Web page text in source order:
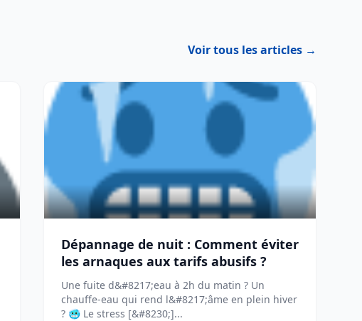
Voir tous les articles →
Dépannage de nuit : Comment éviter
les arnaques aux tarifs abusifs ?
Une fuite d&#8217;eau à 2h du matin ? Un
chauffe-eau qui rend l&#8217;âme en plein hiver
? 🥶 Le stress [&#8230;]...